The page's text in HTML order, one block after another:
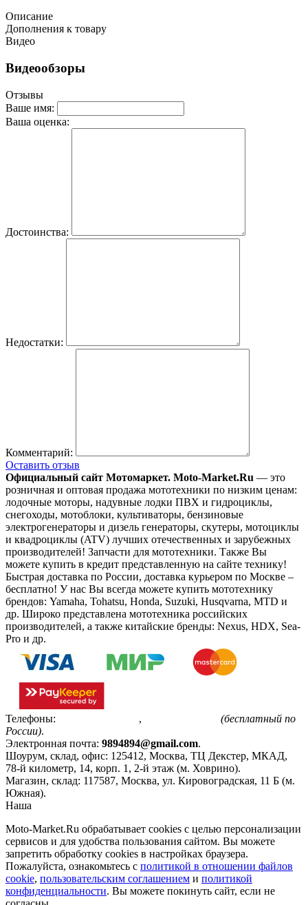
Описание
Дополнения к товару
Видео
Видеообзоры
Отзывы
Ваше имя:
Ваша оценка:
Достоинства:
Недостатки:
Комментарий:
Оставить отзыв
Официальный сайт Мотомаркет. Moto-Market.Ru — это
розничная и оптовая продажа мототехники по низким ценам:
лодочные моторы, надувные лодки ПВХ и гидроциклы,
снегоходы, мотоблоки, культиваторы, бензиновые
электрогенераторы и дизель генераторы, скутеры, мотоциклы
и квадроциклы (ATV) лучших отечественных и зарубежных
производителей! Запчасти для мототехники. Также Вы
можете купить в кредит представленную на сайте технику!
Быстрая доставка по России, доставка курьером по Москве –
бесплатно! У нас Вы всегда можете купить мототехнику
брендов: Yamaha, Tohatsu, Honda, Suzuki, Husqvarna, MTD и
др. Широко представлена мототехника российских
производителей, а также китайские бренды: Nexus, HDX, Sea-
Pro и др.
Телефоны: ,
(бесплатный по
России).
Электронная почта: 9894894@gmail.com.
Шоурум, склад, офис: 125412, Москва, ТЦ Декстер, МКАД,
78-й километр, 14, корп. 1, 2-й этаж (м. Ховрино).
Магазин, склад: 117587, Москва, ул. Кировоградская, 11 Б (м.
Южная).
Наша
Moto-Market.Ru обрабатывает сookies с целью персонализации
сервисов и для удобства пользования сайтом. Вы можете
запретить обработку сookies в настройках браузера.
Пожалуйста, ознакомьтесь с политикой в отношении файлов
cookie, пользовательским соглашением и политикой
конфиденциальности. Вы можете покинуть сайт, если не